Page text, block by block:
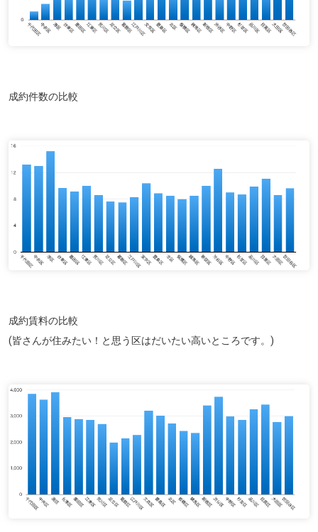
成約件数の比較
成約賃料の比較
(皆さんが住みたい！と思う区はだいたい高いところです。)